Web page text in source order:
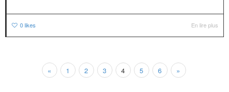
0likes En lire plus
« 1 2 3 4 5 6 »